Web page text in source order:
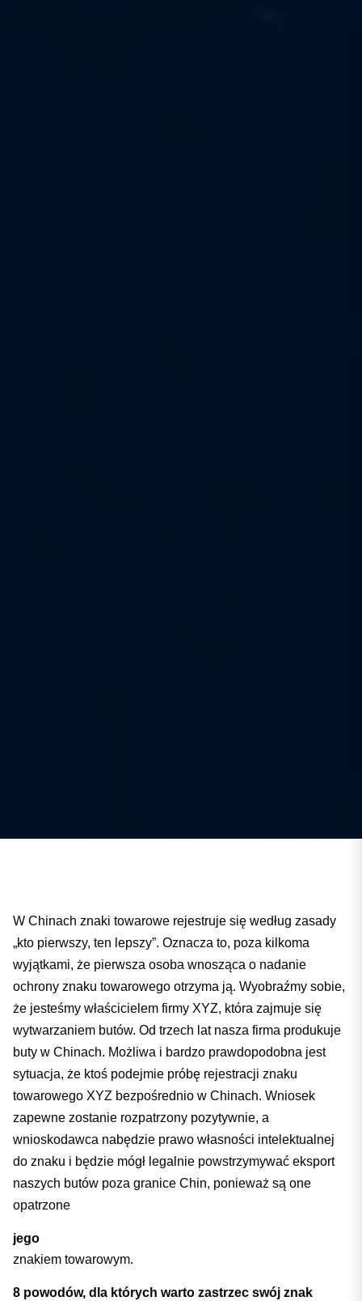
W Chinach znaki towarowe rejestruje się według zasady
„kto pierwszy, ten lepszy”. Oznacza to, poza kilkoma
wyjątkami, że pierwsza osoba wnosząca o nadanie
ochrony znaku towarowego otrzyma ją. Wyobraźmy sobie,
że jesteśmy właścicielem firmy XYZ, która zajmuje się
wytwarzaniem butów. Od trzech lat nasza firma produkuje
buty w Chinach. Możliwa i bardzo prawdopodobna jest
sytuacja, że ktoś podejmie próbę rejestracji znaku
towarowego XYZ bezpośrednio w Chinach. Wniosek
zapewne zostanie rozpatrzony pozytywnie, a
wnioskodawca nabędzie prawo własności intelektualnej
do znaku i będzie mógł legalnie powstrzymywać eksport
naszych butów poza granice Chin, ponieważ są one
opatrzone
jego
znakiem towarowym.
8 powodów, dla których warto zastrzec swój znak